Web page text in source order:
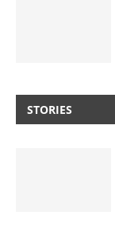
STORIES